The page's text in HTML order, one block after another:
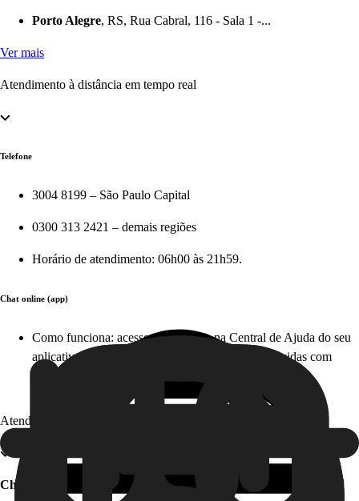
Porto Alegre, RS, Rua Cabral, 116 - Sala 1 -...
Ver mais
Atendimento à distância em tempo real
Telefone
3004 8199 – São Paulo Capital
0300 313 2421 – demais regiões
Horário de atendimento: 06h00 às 21h59.
Chat online (app)
Como funciona: acesse diretamente na Central de Ajuda do seu
aplicativo em apenas alguns cliques e tire suas dúvidas com
Atendimento offline
Chat offline